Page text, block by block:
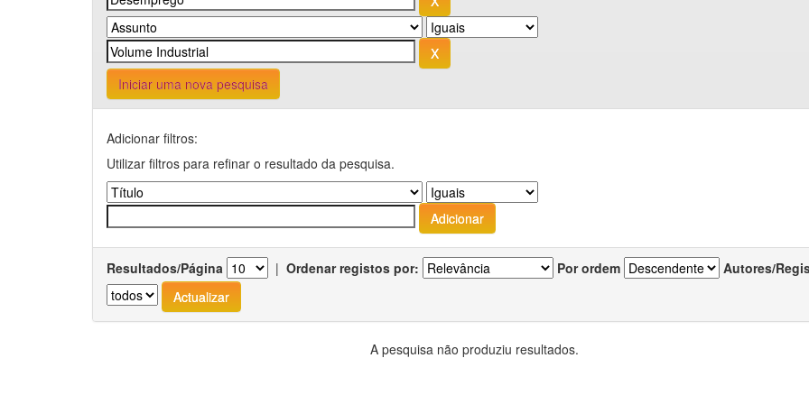
Iniciar uma nova pesquisa
Adicionar filtros:
Utilizar filtros para refinar o resultado da pesquisa.
Resultados/Página | Ordenar registos por: Por ordem Autores/
A pesquisa não produziu resultados.